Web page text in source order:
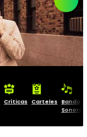
Críticas Carteles
Banda
Sonora